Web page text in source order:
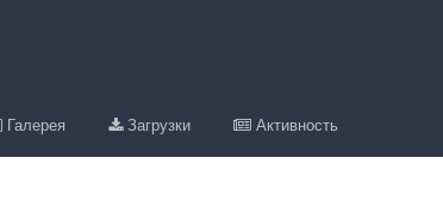
Галерея Загрузки Активность